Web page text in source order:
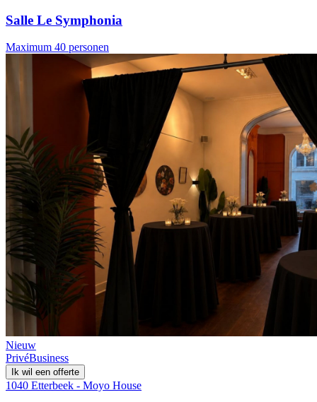
Salle Le Symphonia
Maximum 40 personen
Nieuw
PrivéBusiness
Ik wil een offerte
1040 Etterbeek - Moyo House